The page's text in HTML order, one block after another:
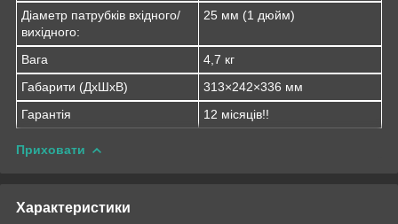
Діаметр патрубків вхідного/
вихідного:
25 мм (1 дюйм)
Вага
4,7 кг
Габарити (ДхШхВ)
313×242×336 мм
Гарантія
12 місяців!!
Приховати
Характеристики